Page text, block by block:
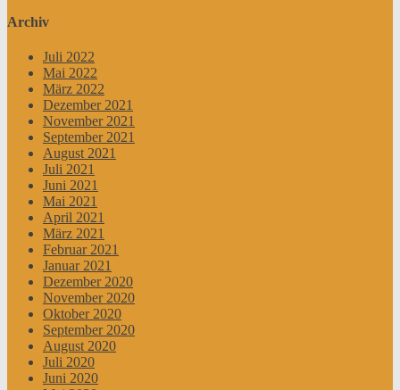
Archiv
Juli 2022
Mai 2022
März 2022
Dezember 2021
November 2021
September 2021
August 2021
Juli 2021
Juni 2021
Mai 2021
April 2021
März 2021
Februar 2021
Januar 2021
Dezember 2020
November 2020
Oktober 2020
September 2020
August 2020
Juli 2020
Juni 2020